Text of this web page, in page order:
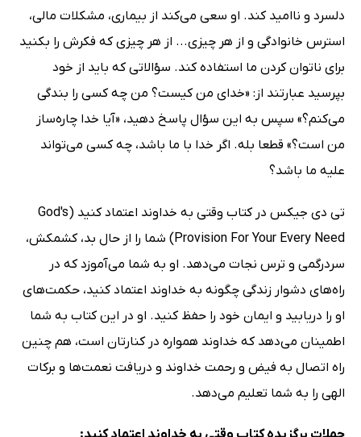
دلسرد و ناامید کند. او سعی می‌کند از بیماری، مشکلات مالی،
استرس خانوادگی و از هر چیزی... از هر چیزی که فکرش را بکنید
برای ناتوان کردن ما استفاده کند. سؤالاتی که باید از خود
بپرسید عبارتند از: «خدای من کیست؟ من چه کسی را بندگی
می‌کنم؟» سپس به این سؤال پاسخ دهید، «آیا خدا چاره‌ساز
من است؟» قطعا بله. اگر خدا با ما باشد، چه کسی می‌تواند
علیه ما باشد؟
تی دی جیکس در کتاب وقتی به خداوند اعتماد کنید (God's
Provision For Your Every Need) شما را از حال بد، کشمکش،
سردرگمی و ترس نجات می‌دهد. او به شما می‌آموزد که در
راه‌های دشوار زندگی چگونه به خداوند اعتماد کنید، حکمت‌های
او را دریابید و ایمان خود را حفظ کنید. او در این کتاب به شما
اطمینان می‌دهد که خداوند همواره در کنارتان است، هم چنین
راه اتصال به فیض و رحمت خداوند و دریافت نعمت‌ها و برکات
الهی را به شما تعلیم می‌دهد.